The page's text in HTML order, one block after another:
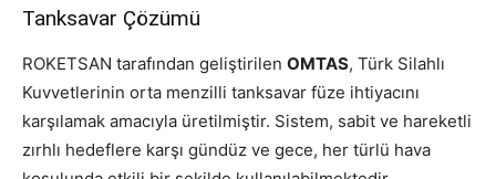
Tanksavar Çözümü
ROKETSAN tarafından geliştirilen OMTAS, Türk Silahlı
Kuvvetlerinin orta menzilli tanksavar füze ihtiyacını
karşılamak amacıyla üretilmiştir. Sistem, sabit ve hareketli
zırhlı hedeflere karşı gündüz ve gece, her türlü hava